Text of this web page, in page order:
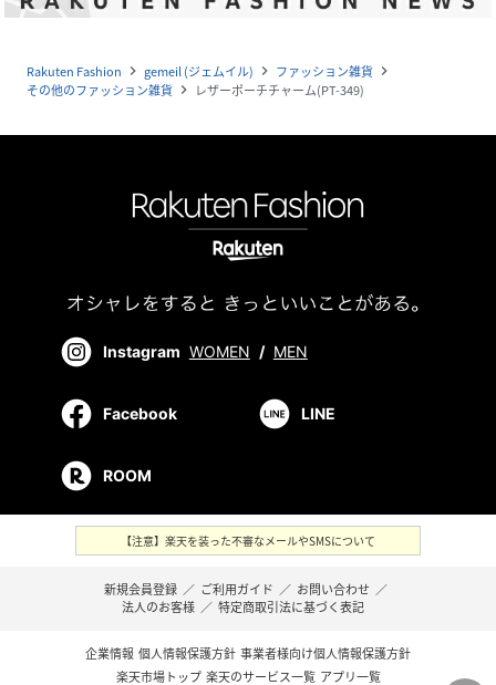
Rakuten Fashion navigate_next gemeil (ジェムイル) navigate_next ファッション雑貨 navigate_next
その他のファッション雑貨 navigate_next レザーポーチチャーム(PT-349)
Instagram WOMEN / MEN
Facebook LINE
ROOM
【注意】楽天を装った不審なメールやSMSについて
新規会員登録 ／ ご利用ガイド ／ お問い合わせ ／
法人のお客様 ／ 特定商取引法に基づく表記
企業情報 個人情報保護方針 事業者様向け個人情報保護方針
楽天市場トップ 楽天のサービス一覧 アプリ一覧